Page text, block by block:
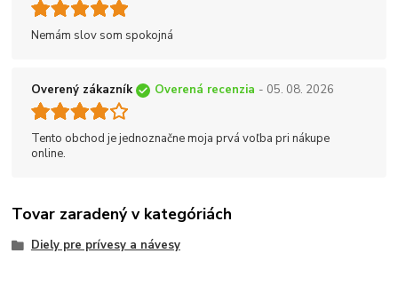
Nemám slov som spokojná
Overený zákazník Overená recenzia - 05. 08. 2026
Tento obchod je jednoznačne moja prvá voľba pri nákupe
online.
Tovar zaradený v kategóriách
Diely pre prívesy a návesy